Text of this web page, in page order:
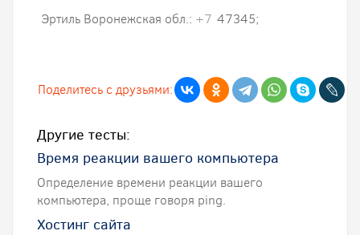
Эртиль Воронежская обл.: +7 47345;
Поделитесь с друзьями:
Другие тесты:
Время реакции вашего компьютера
Определение времени реакции вашего
компьютера, проще говоря ping.
Хостинг сайта